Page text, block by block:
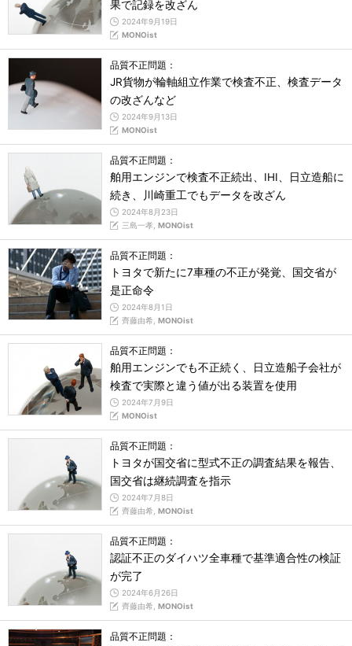
果で記録を改ざん
2024年9月19日
MONOist
品質不正問題：
JR貨物が輪軸組立作業で検査不正、検査データ
の改ざんなど
2024年9月13日
MONOist
品質不正問題：
舶用エンジンで検査不正続出、IHI、日立造船に
続き、川崎重工でもデータを改ざん
2024年8月23日
三島一孝, MONOist
品質不正問題：
トヨタで新たに7車種の不正が発覚、国交省が
是正命令
2024年8月1日
齊藤由希, MONOist
品質不正問題：
舶用エンジンでも不正続く、日立造船子会社が
検査で実際と違う値が出る装置を使用
2024年7月9日
MONOist
品質不正問題：
トヨタが国交省に型式不正の調査結果を報告、
国交省は継続調査を指示
2024年7月8日
齊藤由希, MONOist
品質不正問題：
認証不正のダイハツ全車種で基準適合性の検証
が完了
2024年6月26日
齊藤由希, MONOist
品質不正問題：